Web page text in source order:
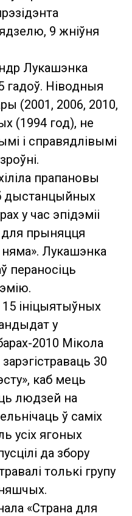
9 жніўня
Лукашэнка
гадоў. Ніводныя
(2001, 2006, 2010,
(1994 год), не
і справядлівымі
прапановы
дыстанцыйных
у час эпідэміі
для прыняцця
няма». Лукашэнка
пераносіць
15 ініцыятыўных
у
2010 Мікола
30
каб мець
людзей на
ў саміх
усіх ягоных
да збору
толькі групу
«Страна для